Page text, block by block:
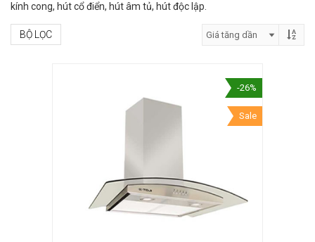
kính cong, hút cổ điển, hút âm tủ, hút độc lập.
BỘ LỌC
-26%
Sale